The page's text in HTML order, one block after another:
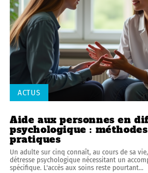
ACTUS
Aide aux personnes en
psychologique :
pratiques
Un adulte sur cinq connaît, au cours de sa
détresse psychologique nécessitant un
spécifique. L'accès aux soins reste pourtant…